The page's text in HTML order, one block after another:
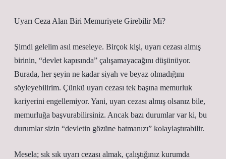
Uyarı Ceza Alan Biri Memuriyete Girebilir Mi?
Şimdi gelelim asıl meseleye. Birçok kişi, uyarı cezası almış
birinin, “devlet kapısında” çalışamayacağını düşünüyor.
Burada, her şeyin ne kadar siyah ve beyaz olmadığını
söyleyebilirim. Çünkü uyarı cezası tek başına memurluk
kariyerini engellemiyor. Yani, uyarı cezası almış olsanız bile,
memurluğa başvurabilirsiniz. Ancak bazı durumlar var ki, bu
durumlar sizin “devletin gözüne batmanızı” kolaylaştırabilir.
Mesela; sık sık uyarı cezası almak, çalıştığınız kurumda